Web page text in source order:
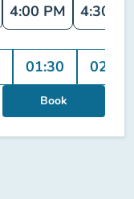
4:00 PM 4:30
01:30 02:00
Book